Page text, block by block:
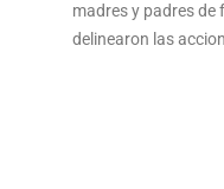
madres y padres
delinearon las